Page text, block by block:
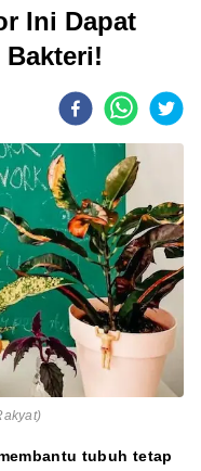
Ini Dapat
tubuh tetap